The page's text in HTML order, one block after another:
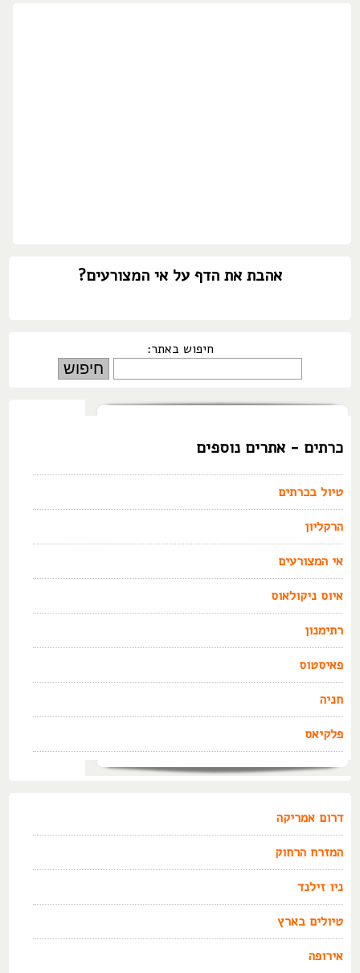
אהבת את הדף על אי המצורעים?
חיפוש באתר:
כרתים - אתרים נוספים
טיול בכרתים
הרקליון
אי המצורעים
איוס ניקולאוס
רתימנון
פאיסטוס
חניה
פלקיאס
דרום אמריקה
המזרח הרחוק
ניו זילנד
טיולים בארץ
אירופה